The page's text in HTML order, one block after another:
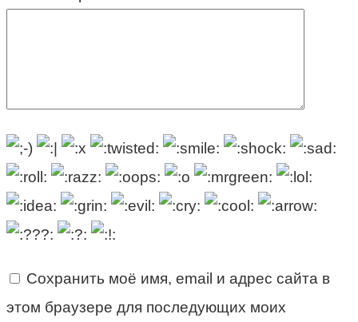
Сохранить моё имя, email и адрес сайта в
этом браузере для последующих моих